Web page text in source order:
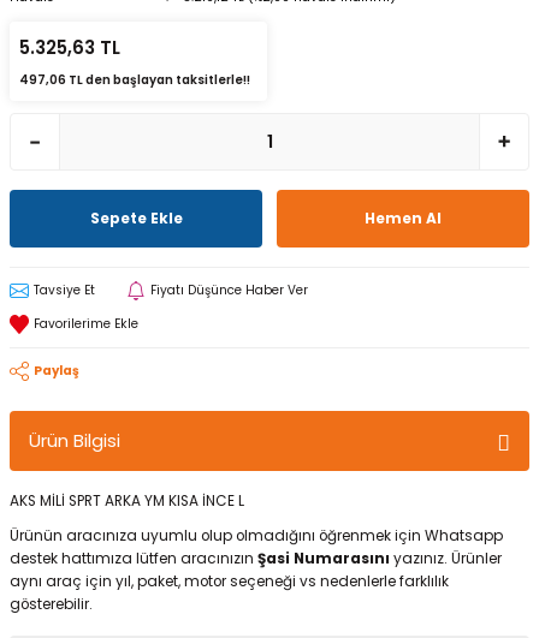
5.325,63 TL
497,06 TL den başlayan taksitlerle!!
Sepete Ekle Hemen Al
Tavsiye Et Fiyatı Düşünce Haber Ver
Paylaş
Ürün Bilgisi
AKS MİLİ SPRT ARKA YM KISA İNCE L
Ürünün aracınıza uyumlu olup olmadığını öğrenmek için Whatsapp
destek hattımıza lütfen aracınızın Şasi Numarasını yazınız. Ürünler
aynı araç için yıl, paket, motor seçeneği vs nedenlerle farklılık
gösterebilir.